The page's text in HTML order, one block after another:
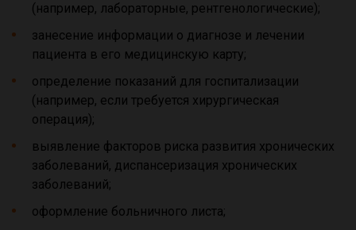
(например, лабораторные, рентгенологические);
занесение информации о диагнозе и лечении
пациента в его медицинскую карту;
определение показаний для госпитализации
(например, если требуется хирургическая
операция);
выявление факторов риска развития хронических
заболеваний, диспансеризация хронических
заболеваний;
оформление больничного листа;